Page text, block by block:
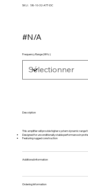
SKU : SKU
58-10-32-ATT-DC
#N/A
Frequency Range (MHz)
Description
This amplifier will provide higher system dynamic
Designed for unconditionally stable performance in
Featuring rugged construction
Additional information
Ordering Information